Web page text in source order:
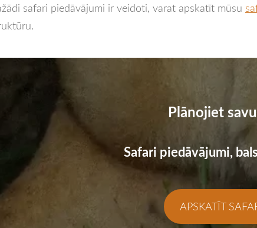
safari piedāvājumi ir veidoti, varat apskatīt mūsu
Plānojiet
Safari piedāvājumi,
​APSKATĪT